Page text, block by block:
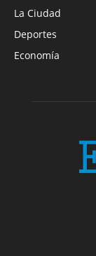
La Ciudad
Deportes
Economía